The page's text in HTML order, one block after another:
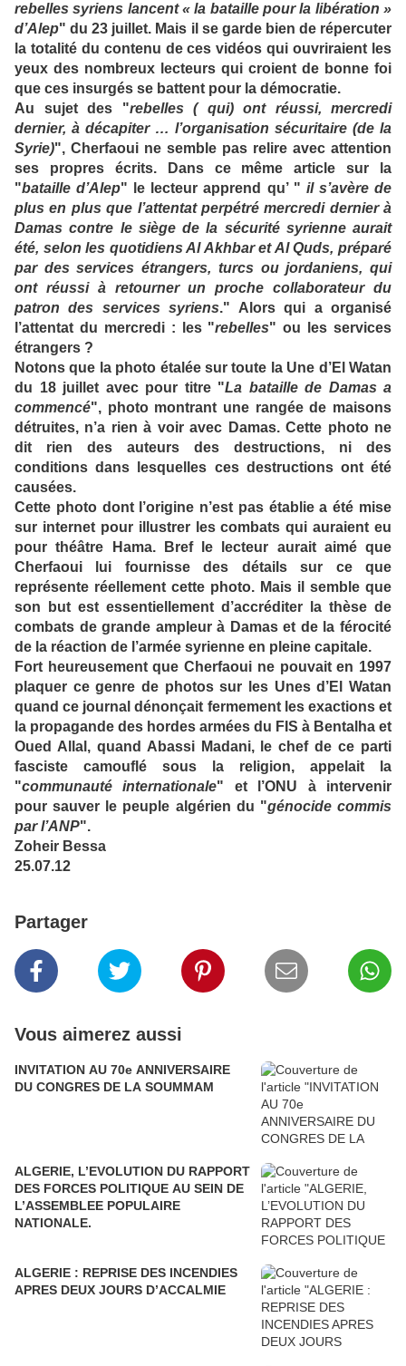
rebelles syriens lancent « la bataille pour la libération »
d’Alep" du 23 juillet. Mais il se garde bien de répercuter
la totalité du contenu de ces vidéos qui ouvriraient les
yeux des nombreux lecteurs qui croient de bonne foi
que ces insurgés se battent pour la démocratie.
Au sujet des "rebelles ( qui) ont réussi, mercredi
dernier, à décapiter … l’organisation sécuritaire (de la
Syrie)", Cherfaoui ne semble pas relire avec attention
ses propres écrits. Dans ce même article sur la
"bataille d’Alep" le lecteur apprend qu’ " il s’avère de
plus en plus que l’attentat perpétré mercredi dernier à
Damas contre le siège de la sécurité syrienne aurait
été, selon les quotidiens Al Akhbar et Al Quds, préparé
par des services étrangers, turcs ou jordaniens, qui
ont réussi à retourner un proche collaborateur du
patron des services syriens." Alors qui a organisé
l’attentat du mercredi : les "rebelles" ou les services
étrangers ?
Notons que la photo étalée sur toute la Une d’El Watan
du 18 juillet avec pour titre "La bataille de Damas a
commencé", photo montrant une rangée de maisons
détruites, n’a rien à voir avec Damas. Cette photo ne
dit rien des auteurs des destructions, ni des
conditions dans lesquelles ces destructions ont été
causées.
Cette photo dont l’origine n’est pas établie a été mise
sur internet pour illustrer les combats qui auraient eu
pour théâtre Hama. Bref le lecteur aurait aimé que
Cherfaoui lui fournisse des détails sur ce que
représente réellement cette photo. Mais il semble que
son but est essentiellement d’accréditer la thèse de
combats de grande ampleur à Damas et de la férocité
de la réaction de l’armée syrienne en pleine capitale.
Fort heureusement que Cherfaoui ne pouvait en 1997
plaquer ce genre de photos sur les Unes d’El Watan
quand ce journal dénonçait fermement les exactions et
la propagande des hordes armées du FIS à Bentalha et
Oued Allal, quand Abassi Madani, le chef de ce parti
fasciste camouflé sous la religion, appelait la
"communauté internationale" et l’ONU à intervenir
pour sauver le peuple algérien du "génocide commis
par l’ANP".
Zoheir Bessa
25.07.12
Partager
Vous aimerez aussi
INVITATION AU 70e ANNIVERSAIRE
DU CONGRES DE LA SOUMMAM
ALGERIE, L’EVOLUTION DU RAPPORT
DES FORCES POLITIQUE AU SEIN DE
L’ASSEMBLEE POPULAIRE
NATIONALE.
ALGERIE : REPRISE DES INCENDIES
APRES DEUX JOURS D’ACCALMIE